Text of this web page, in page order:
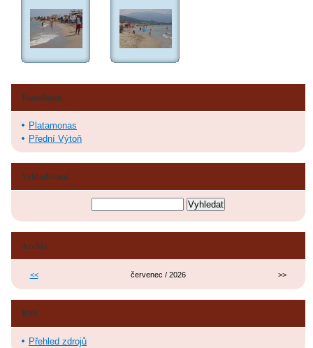
Fotoalbum
Platamonas
Přední Výtoň
Vyhledávání
Archiv
<< červenec / 2026 >>
RSS
Přehled zdrojů